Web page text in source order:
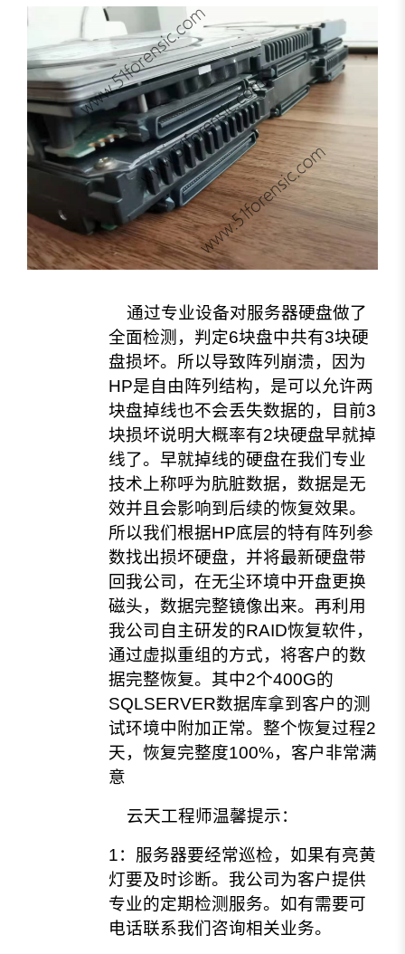
通过专业设备对服务器硬盘做了
全面检测，判定6块盘中共有3块硬
盘损坏。所以导致阵列崩溃，因为
HP是自由阵列结构，是可以允许两
块盘掉线也不会丢失数据的，目前3
块损坏说明大概率有2块硬盘早就掉
线了。早就掉线的硬盘在我们专业
技术上称呼为肮脏数据，数据是无
效并且会影响到后续的恢复效果。
所以我们根据HP底层的特有阵列参
数找出损坏硬盘，并将最新硬盘带
回我公司，在无尘环境中开盘更换
磁头，数据完整镜像出来。 再利用
我公司自主研发的RAID恢复软件，
通过虚拟重组的方式，将客户的数
据完整恢复。 其中2个400G的
SQLSERVER数据库拿到客户的测
试环境中附加正常。 整个恢复过程2
天，恢复完整度100%，客户非常满
意
云天工程师温馨提示：
1：服务器要经常巡检，如果有亮黄
灯要及时诊断。我公司为客户提供
专业的定期检测服务。如有需要可
电话联系我们咨询相关业务。